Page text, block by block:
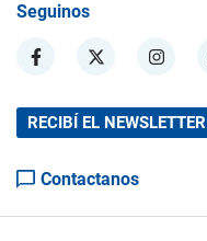
Seguinos
RECIBÍ EL NEWSLETTER
Contactanos